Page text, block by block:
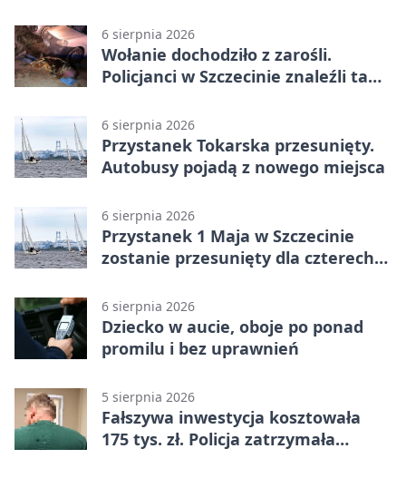
6 sierpnia 2026
Wołanie dochodziło z zarośli.
Policjanci w Szczecinie znaleźli tam
6 sierpnia 2026
Przystanek Tokarska przesunięty.
Autobusy pojadą z nowego miejsca
6 sierpnia 2026
Przystanek 1 Maja w Szczecinie
zostanie przesunięty dla czterech
6 sierpnia 2026
Dziecko w aucie, oboje po ponad
promilu i bez uprawnień
5 sierpnia 2026
Fałszywa inwestycja kosztowała
175 tys. zł. Policja zatrzymała